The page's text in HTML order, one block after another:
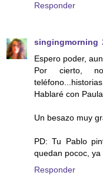
Responder
singingmorning
Espero poder,
Por cierto,
Hablaré con
Un besazo muy
PD: Tu Pablo
quedan pococ, ya
Responder